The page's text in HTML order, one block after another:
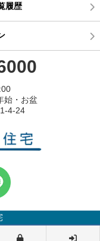
履歴
始・お盆
4-24